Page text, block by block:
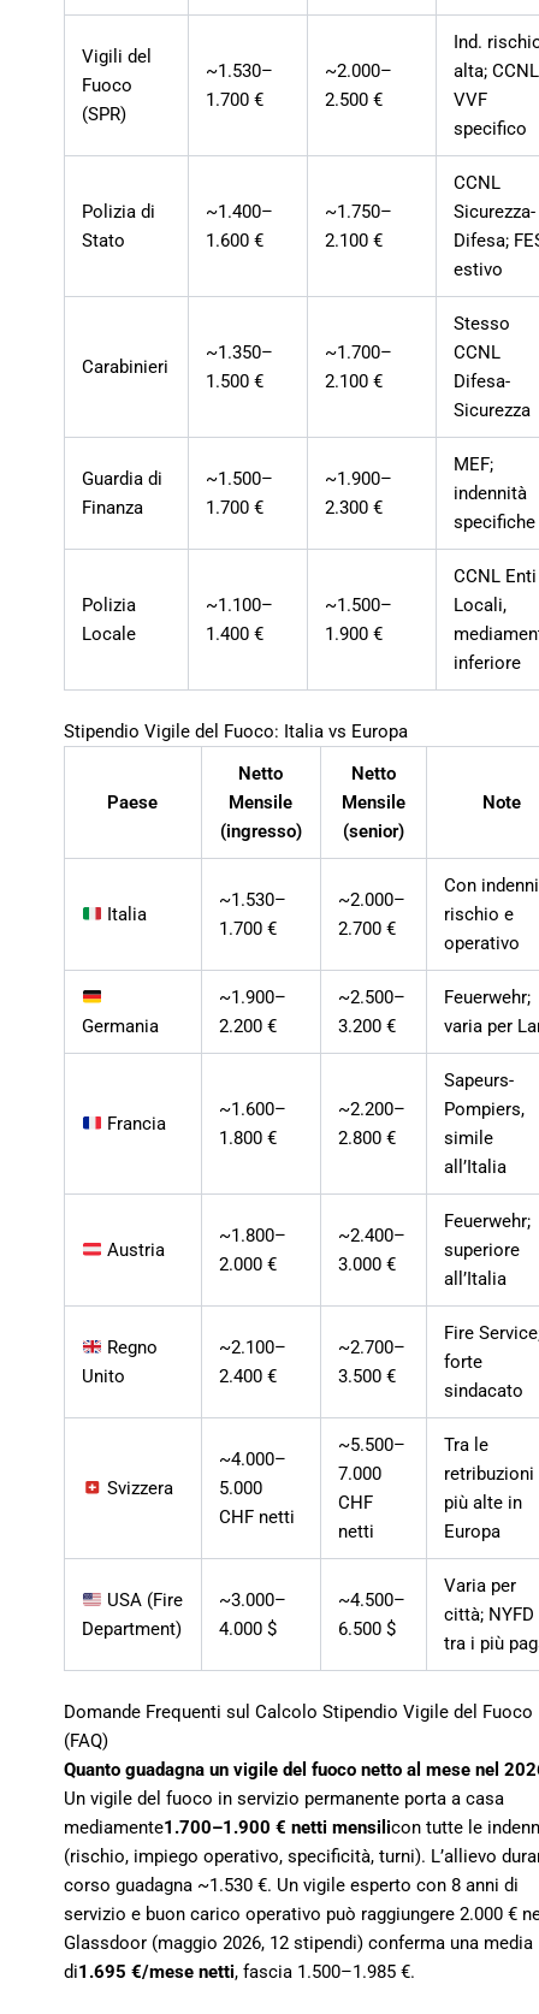
Vigili del
Fuoco
(SPR)
~1.530–
1.700 €
~2.000–
2.500 €
Ind.
alta; CCNL
VVF
specifico
Polizia di
Stato
~1.400–
1.600 €
~1.750–
2.100 €
CCNL
Sicurezza-
Difesa;
estivo
Carabinieri
~1.350–
1.500 €
~1.700–
2.100 €
Stesso
CCNL
Difesa-
Sicurezza
Guardia di
Finanza
~1.500–
1.700 €
~1.900–
2.300 €
MEF;
indennità
specifiche
Polizia
Locale
~1.100–
1.400 €
~1.500–
1.900 €
CCNL Enti
Locali,
inferiore
Stipendio Vigile del Fuoco: Italia vs Europa
Paese
Netto
Mensile
(ingresso)
Netto
Mensile
(senior)
Note
Italia
~1.530–
1.700 €
~2.000–
2.700 €
Con
rischio e
operativo
Germania
~1.900–
2.200 €
~2.500–
3.200 €
Feuerwehr;
varia per
Francia
~1.600–
1.800 €
~2.200–
2.800 €
Sapeurs-
Pompiers,
simile
all’Italia
Austria
~1.800–
2.000 €
~2.400–
3.000 €
Feuerwehr;
superiore
all’Italia
Regno
Unito
~2.100–
2.400 €
~2.700–
3.500 €
Fire
forte
sindacato
Svizzera
~4.000–
5.000
CHF netti
~5.500–
7.000
CHF
netti
Tra le
retribuzioni
più alte in
Europa
USA (Fire
Department)
~3.000–
4.000 $
~4.500–
6.500 $
Varia per
città; NYFD
tra i più
Domande Frequenti sul Calcolo Stipendio Vigile del Fuoco
(FAQ)
Quanto guadagna un vigile del fuoco netto al mese nel
Un vigile del fuoco in servizio permanente porta a casa
mediamente1.700–1.900 € netti mensilicon tutte le
(rischio, impiego operativo, specificità, turni). L’allievo
corso guadagna ~1.530 €. Un vigile esperto con 8 anni di
servizio e buon carico operativo può raggiungere 2.000 €
Glassdoor (maggio 2026, 12 stipendi) conferma una media
di1.695 €/mese netti, fascia 1.500–1.985 €.